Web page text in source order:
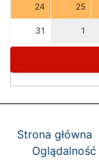
24 25
31 1
Strona główna
Oglądalność